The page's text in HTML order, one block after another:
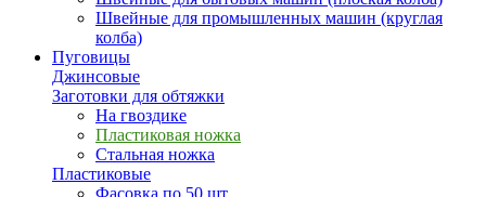
Швейные для промышленных машин (круглая
колба)
Пуговицы
Джинсовые
Заготовки для обтяжки
На гвоздике
Пластиковая ножка
Стальная ножка
Пластиковые
Фасовка по 50 шт.